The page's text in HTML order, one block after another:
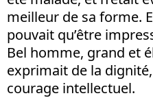
meilleur de sa forme.
pouvait qu’être
Bel homme, grand et
exprimait de la
courage intellectuel.